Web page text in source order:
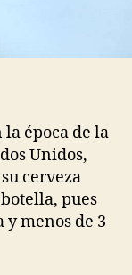
la época de la
Unidos,
cerveza
pues
menos de 3